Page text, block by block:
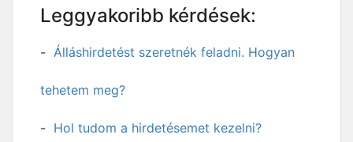
Leggyakoribb kérdések:
Álláshirdetést szeretnék feladni. Hogyan
tehetem meg?
Hol tudom a hirdetésemet kezelni?